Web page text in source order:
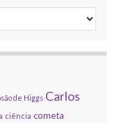
de Higgs Carlos
ciência cometa